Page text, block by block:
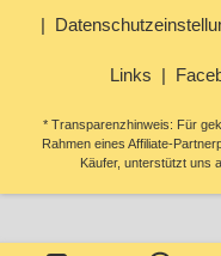
Links
* Transparenzhinweis: Für
Rahmen eines Affiliate-
Käufer, unterstützt uns